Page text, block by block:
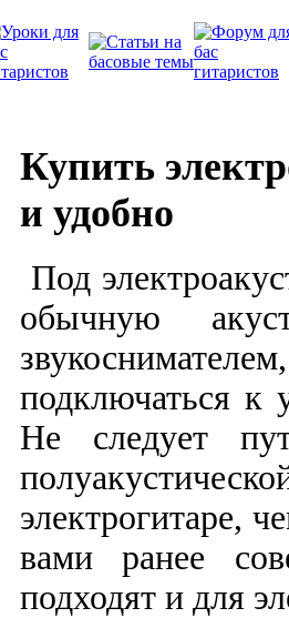
Купить
и удобно
Под
обычную
подключаться к
Не следует
электрогитаре,
вами ранее
подходят и для